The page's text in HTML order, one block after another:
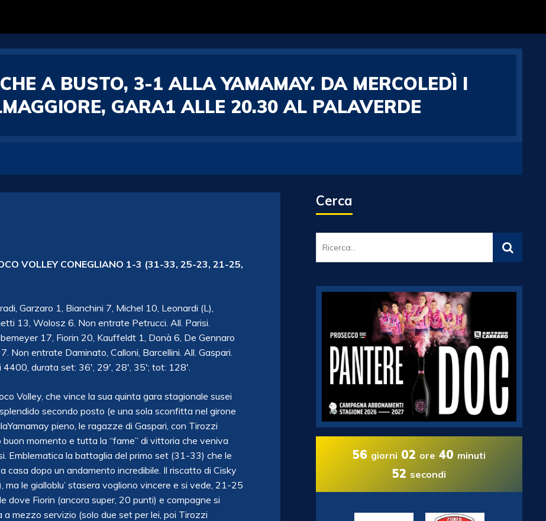
A BUSTO, 3-1 ALLA YAMAMAY. DA MERCOLEDÌ I
GARA1 ALLE 20.30 AL PALAVERDE
VOLLEY CONEGLIANO 1-3 (31-33, 25-23, 21-25,
Garzaro 1, Bianchini 7, Michel 10, Leonardi (L),
13, Wolosz 6. Non entrate Petrucci. All. Parisi.
17, Fiorin 20, Kauffeldt 1, Donà 6, De Gennaro
Non entrate Daminato, Calloni, Barcellini. All. Gaspari.
durata set: 36′, 29′, 28′, 35′; tot: 128′.
Volley, che vince la sua quinta gara stagionale susei
secondo posto (e una sola sconfitta nel girone
pieno, le ragazze di Gaspari, con Tirozzi
momento e tutta la “fame” di vittoria che veniva
Emblematica la battaglia del primo set (31-33) che le
dopo un andamento incredibile. Il riscatto di Cisky
le gialloblu’ stasera vogliono vincere e si vede, 21-25
dove Fiorin (ancora super, 20 punti) e compagne si
mezzo servizio (solo due set per lei, poi Tirozzi
Cerca
56 giorni 02 ore 40 minuti
51 secondi